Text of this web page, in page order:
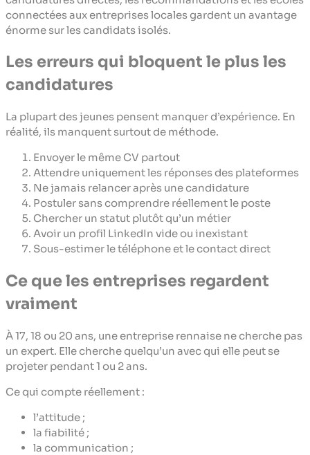
connectées aux entreprises locales gardent un avantage
énorme sur les candidats isolés.
Les erreurs qui bloquent le plus les
candidatures
La plupart des jeunes pensent manquer d’expérience. En
réalité, ils manquent surtout de méthode.
Envoyer le même CV partout
Attendre uniquement les réponses des plateformes
Ne jamais relancer après une candidature
Postuler sans comprendre réellement le poste
Chercher un statut plutôt qu’un métier
Avoir un profil LinkedIn vide ou inexistant
Sous-estimer le téléphone et le contact direct
Ce que les entreprises regardent
vraiment
À 17, 18 ou 20 ans, une entreprise rennaise ne cherche pas
un expert. Elle cherche quelqu’un avec qui elle peut se
projeter pendant 1 ou 2 ans.
Ce qui compte réellement :
l’attitude ;
la fiabilité ;
la communication ;